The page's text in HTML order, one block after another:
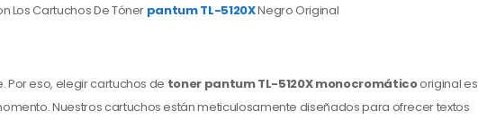
Los Cartuchos De Tóner pantum TL-5120XNegro Original
Por eso, elegir cartuchos de toner pantum TL-5120Xmonocromáticooriginal es
Nuestros cartuchos están meticulosamente diseñados para ofrecer textos